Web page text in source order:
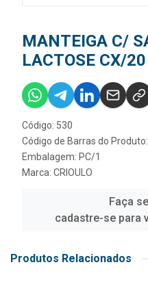
MANTEIGA C/
LACTOSE CX/
Código: 530
Código de Barras do
Embalagem: PC/1
Marca: CRIOULO
Faça
cadastre-se para
Produtos Relacionados